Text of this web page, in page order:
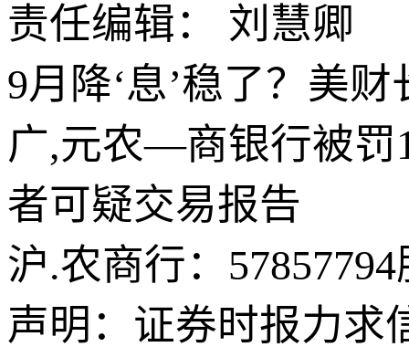
责任编辑： 刘慧卿
9月降‘息’稳了？美
广,元农—商银行被罚
者可疑交易报告
沪.农商行：
声明：证券时报力求